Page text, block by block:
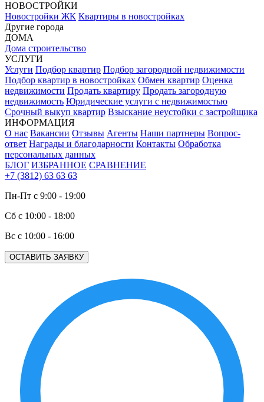
НОВОСТРОЙКИ
Новостройки ЖК Квартиры в новостройках
Другие города
ДОМА
Дома строительство
УСЛУГИ
Услуги Подбор квартир Подбор загородной недвижимости
Подбор квартир в новостройках Обмен квартир Оценка
недвижимости Продать квартиру Продать загородную
недвижимость Юридические услуги с недвижимостью
Срочный выкуп квартир Взыскание неустойки с застройщика
ИНФОРМАЦИЯ
О нас Вакансии Отзывы Агенты Наши партнеры Вопрос-
ответ Награды и благодарности Контакты Обработка
персональных данных
БЛОГ ИЗБРАННОЕ СРАВНЕНИЕ
+7 (3812) 63 63 63
Пн-Пт с 9:00 - 19:00
Сб с 10:00 - 18:00
Вс с 10:00 - 16:00
ОСТАВИТЬ ЗАЯВКУ